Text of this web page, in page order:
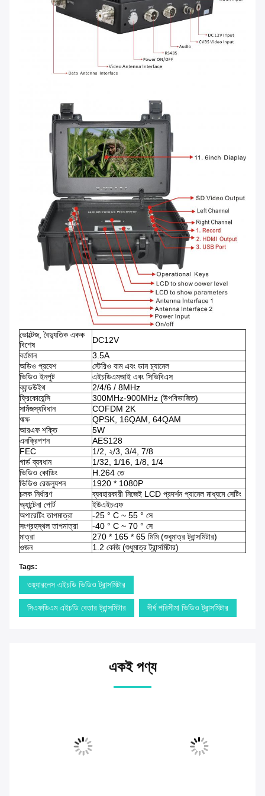
ভোল্টেজ, বৈদ্যুতিক একক
বিশেষ
DC12V
বর্তমান
3.5A
অডিও প্রবেশ
স্টেরিও বাম এবং ডান চ্যানেল
ভিডিও ইনপুট
এইচডিএমআই এবং সিভিবিএস
ব্যান্ডউইথ
2/4/6 / 8MHz
ফ্রিকোয়েন্সি
300MHz-900MHz (উপবিভাজিত)
সামঁজস্যবিধান
COFDM 2K
ঋক্ষ
QPSK, 16QAM, 64QAM
আরএফ শক্তি
5W
এনক্রিপশন
AES128
FEC
1/2, ২/3, 3/4, 7/8
গার্ড ব্যবধান
1/32, 1/16, 1/8, 1/4
ভিডিও কোডিং
H.264 তে
ভিডিও রেজল্যুশন
1920 * 1080P
চলক নির্ধারণ
ব্যবহারকারী নিজেই LCD প্রদর্শন প্যানেল মাধ্যমে সেটিং
অ্যান্টেনা পোর্ট
ইউএইচএফ
অপারেটিং তাপমাত্রা
-25 ° C ~ 55 ° সে
সংগ্রহস্থল তাপমাত্রা
-40 ° C ~ 70 ° সে
মাত্রা
270 * 165 * 65 মিমি (শুধুমাত্র ট্রান্সমিটার)
ওজন
1.2 কেজি (শুধুমাত্র ট্রান্সমিটার)
Tags:
ওয়্যারলেস এইচডি ভিডিও ট্রান্সমিটার
সিএফডিএম এইচডি বেতার ট্রান্সমিটার দীর্ঘ পরিসীমা ভিডিও ট্রান্সমিটার
একই পণ্য